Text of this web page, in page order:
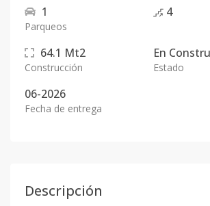
1
Parqueos
4
64.1 Mt2
Construcción
En
Estado
06-2026
Fecha de entrega
Descripción